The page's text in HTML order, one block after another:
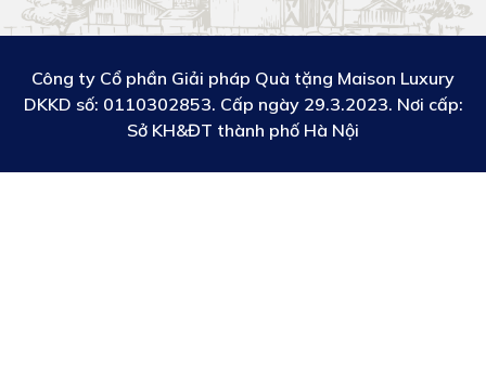
Công ty Cổ phần Giải pháp Quà tặng Maison Luxury
DKKD số: 0110302853. Cấp ngày 29.3.2023. Nơi cấp:
Sở KH&ĐT thành phố Hà Nội